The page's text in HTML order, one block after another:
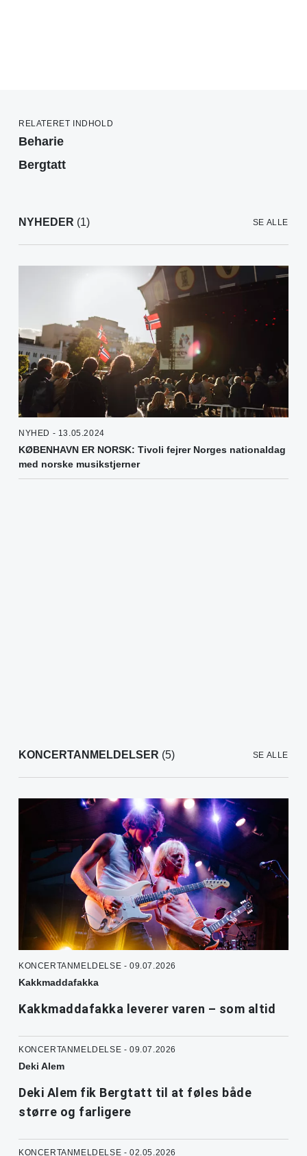
RELATERET INDHOLD
Beharie
Bergtatt
NYHEDER (1) SE ALLE
NYHED - 13.05.2024
KØBENHAVN ER NORSK: Tivoli fejrer Norges nationaldag
med norske musikstjerner
KONCERTANMELDELSER (5) SE ALLE
KONCERTANMELDELSE - 09.07.2026
Kakkmaddafakka
Kakkmaddafakka leverer varen – som altid
KONCERTANMELDELSE - 09.07.2026
Deki Alem
Deki Alem fik Bergtatt til at føles både
større og farligere
KONCERTANMELDELSE - 02.05.2026